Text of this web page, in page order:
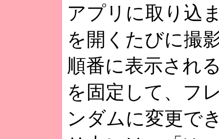
アプリに取り込
を開くたびに撮
順番に表示され
を固定して、フ
ンダムに変更で